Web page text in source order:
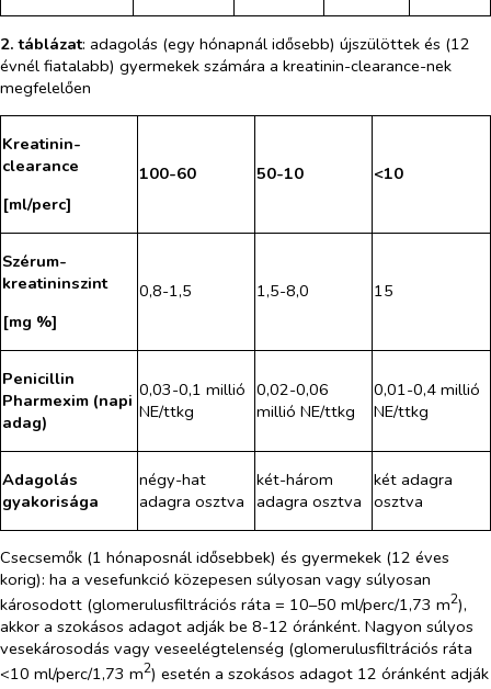
2. táblázat: adagolás (egy hónapnál idősebb) újszülöttek és (12
évnél fiatalabb) gyermekek számára a kreatinin-clearance-nek
megfelelően
Kreatinin-
clearance
[ml/perc]
100-60 50-10 <10
Szérum-
kreatininszint
[mg %]
0,8-1,5 1,5-8,0 15
Penicillin
Pharmexim (napi
adag)
0,03-0,1 millió
NE/ttkg
0,02-0,06
millió NE/ttkg
0,01-0,4 millió
NE/ttkg
Adagolás
gyakorisága
négy-hat
adagra osztva
két-három
adagra osztva
két adagra
osztva
Csecsemők (1 hónaposnál idősebbek) és gyermekek (12 éves
korig): ha a vesefunkció közepesen súlyosan vagy súlyosan
károsodott (glomerulusfiltrációs ráta = 10–50 ml/perc/1,73 m2),
akkor a szokásos adagot adják be 8-12 óránként. Nagyon súlyos
vesekárosodás vagy veseelégtelenség (glomerulusfiltrációs ráta
<10 ml/perc/1,73 m2) esetén a szokásos adagot 12 óránként adják